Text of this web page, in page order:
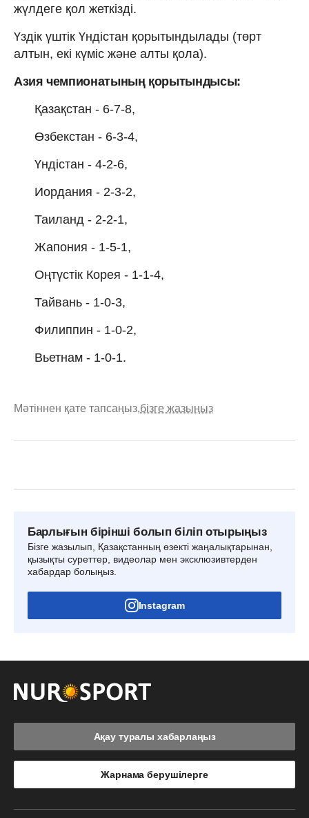
жүлдеге қол жеткізді.
Үздік үштік Үндістан қорытындылады (төрт
алтын, екі күміс және алты қола).
Азия чемпионатының қорытындысы:
Қазақстан - 6-7-8,
Өзбекстан - 6-3-4,
Үндістан - 4-2-6,
Иордания - 2-3-2,
Таиланд - 2-2-1,
Жапония - 1-5-1,
Оңтүстік Корея - 1-1-4,
Тайвань - 1-0-3,
Филиппин - 1-0-2,
Вьетнам - 1-0-1.
Мәтіннен қате тапсаңыз,бізге жазыңыз
Барлығын бірінші болып біліп отырыңыз
Бізге жазылып, Қазақстанның өзекті жаңалықтарынан,
қызықты суреттер, видеолар мен эксклюзивтерден
хабардар болыңыз.
Instagram
Ақау туралы хабарлаңыз
Жарнама берушілерге